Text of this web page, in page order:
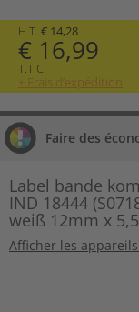
H.T. € 14,28
€ 16,99
T.T.C
+ Frais d’expédition
Faire des
Label bande
IND 18444
weiß 12mm x
Afficher les